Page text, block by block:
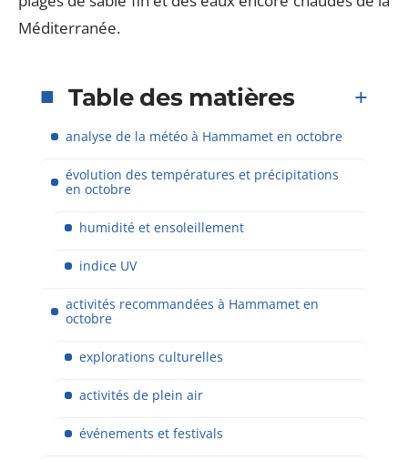
Méditerranée.
Table des matières
analyse de la météo à Hammamet en octobre
évolution des températures et précipitations
en octobre
humidité et ensoleillement
indice UV
activités recommandées à Hammamet en
octobre
explorations culturelles
activités de plein air
événements et festivals